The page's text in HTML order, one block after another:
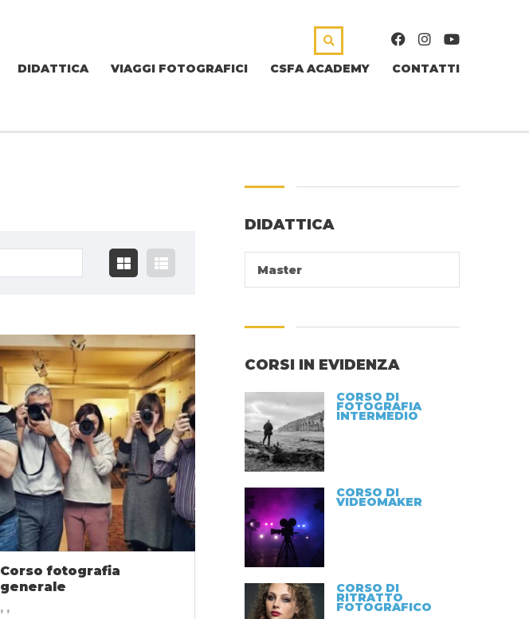
DIDATTICA VIAGGI FOTOGRAFICI CSFA ACADEMY CONTATTI
Corso fotografia
generale
, ,
DIDATTICA
Master
CORSI IN EVIDENZA
CORSO DI
FOTOGRAFIA
INTERMEDIO
CORSO DI
VIDEOMAKER
CORSO DI
RITRATTO
FOTOGRAFICO